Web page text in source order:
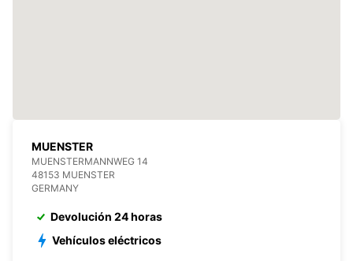
MUENSTER
MUENSTERMANNWEG 14
48153 MUENSTER
GERMANY
Devolución 24 horas
Vehículos eléctricos